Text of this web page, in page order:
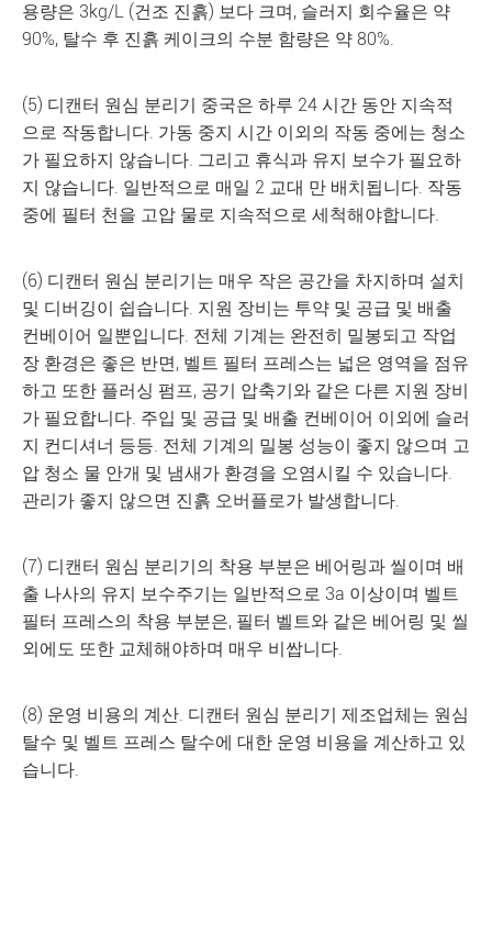
용량은 3kg/L (건조 진흙) 보다 크며, 슬러지 회수율은 약
90%, 탈수 후 진흙 케이크의 수분 함량은 약 80%.
(5) 디캔터 원심 분리기 중국은 하루 24 시간 동안 지속적
으로 작동합니다. 가동 중지 시간 이외의 작동 중에는 청소
가 필요하지 않습니다. 그리고 휴식과 유지 보수가 필요하
지 않습니다. 일반적으로 매일 2 교대 만 배치됩니다. 작동
중에 필터 천을 고압 물로 지속적으로 세척해야합니다.
(6) 디캔터 원심 분리기는 매우 작은 공간을 차지하며 설치
및 디버깅이 쉽습니다. 지원 장비는 투약 및 공급 및 배출
컨베이어 일뿐입니다. 전체 기계는 완전히 밀봉되고 작업
장 환경은 좋은 반면, 벨트 필터 프레스는 넓은 영역을 점유
하고 또한 플러싱 펌프, 공기 압축기와 같은 다른 지원 장비
가 필요합니다. 주입 및 공급 및 배출 컨베이어 이외에 슬러
지 컨디셔너 등등. 전체 기계의 밀봉 성능이 좋지 않으며 고
압 청소 물 안개 및 냄새가 환경을 오염시킬 수 있습니다.
관리가 좋지 않으면 진흙 오버플로가 발생합니다.
(7) 디캔터 원심 분리기의 착용 부분은 베어링과 씰이며 배
출 나사의 유지 보수주기는 일반적으로 3a 이상이며 벨트
필터 프레스의 착용 부분은, 필터 벨트와 같은 베어링 및 씰
외에도 또한 교체해야하며 매우 비쌉니다.
(8) 운영 비용의 계산. 디캔터 원심 분리기 제조업체는 원심
탈수 및 벨트 프레스 탈수에 대한 운영 비용을 계산하고 있
습니다.